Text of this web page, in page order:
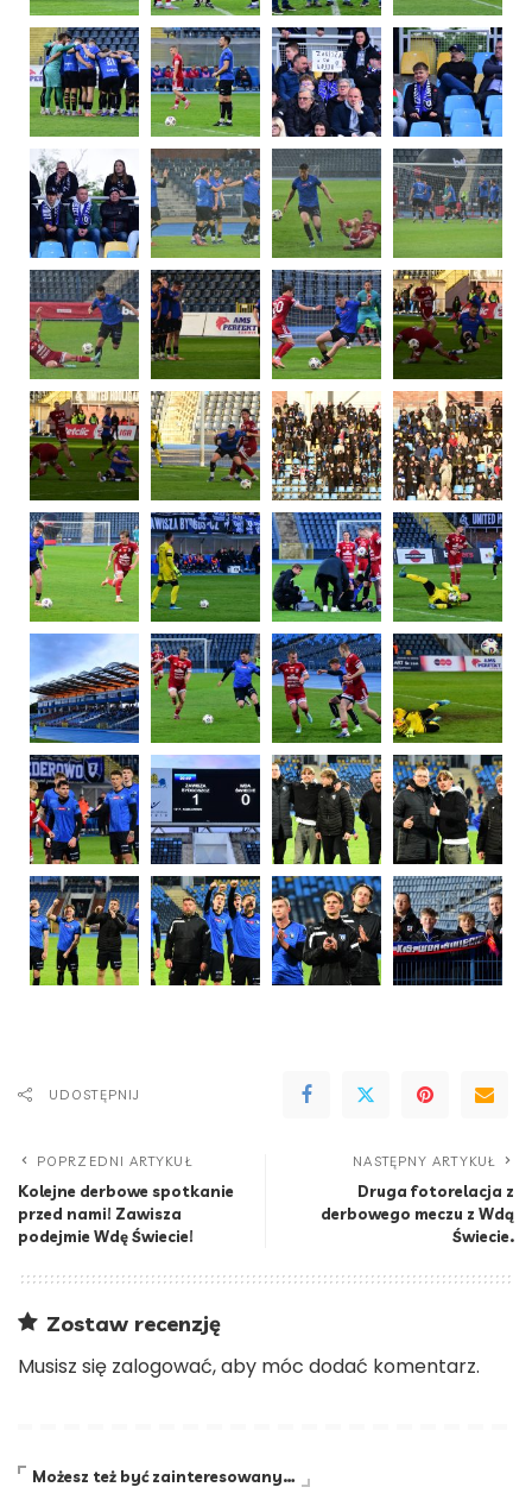
UDOSTĘPNIJ
POPRZEDNI ARTYKUŁ
Kolejne derbowe spotkanie
przed nami! Zawisza
podejmie Wdę Świecie!
NASTĘPNY ARTYKUŁ
Druga fotorelacja z
derbowego meczu z Wdą
Świecie.
Zostaw recenzję
Musisz się zalogować, aby móc dodać komentarz.
Możesz też być zainteresowany…